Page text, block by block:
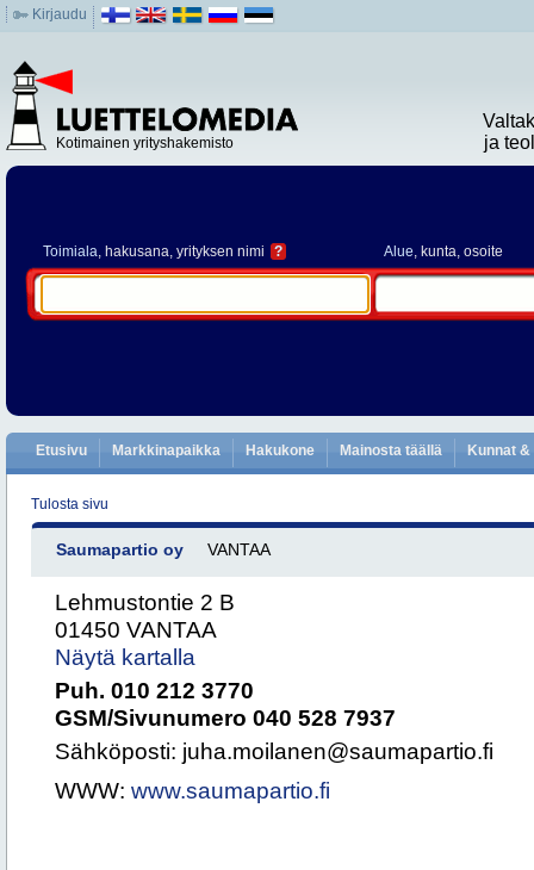
Kirjaudu
Kotimainen yrityshakemisto
ja
Toimiala, hakusana, yrityksen nimi ? Alue, kunta, osoite
Etusivu Markkinapaikka Hakukone Mainosta täällä Kunnat
Tulosta sivu
Saumapartio oy VANTAA
Lehmustontie 2 B
01450 VANTAA
Näytä kartalla
Puh. 010 212 3770
GSM/Sivunumero 040 528 7937
Sähköposti: juha.moilanen@saumapartio.fi
WWW: www.saumapartio.fi